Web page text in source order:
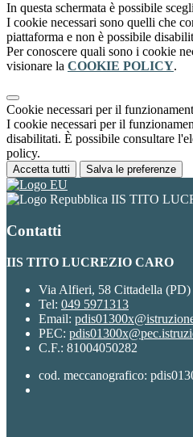
In questa schermata è possibile
I cookie necessari sono quelli che
piattaforma e non è possibile
Per conoscere quali sono i cookie
visionare la COOKIE POLICY.
Cookie necessari per il
I cookie necessari per il
disabilitati. È possibile consultare
policy.
Accetta tutti Salva le preferenze
IIS TITO
Contatti
IIS TITO LUCREZIO CARO
Via Alfieri, 58 Cittadella (PD)
Tel: 049 5971313
Email:
PEC:
C.F.: 81004050282
cod. meccanografico: